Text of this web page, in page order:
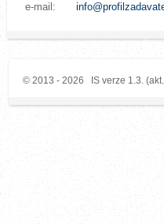
e-mail:
© 2013 - 2026 IS verze 1.3.